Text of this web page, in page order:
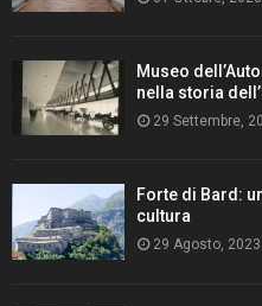
Museo
nella storia
29 Settembre,
Forte di Bard:
cultura
29 Agosto, 2023